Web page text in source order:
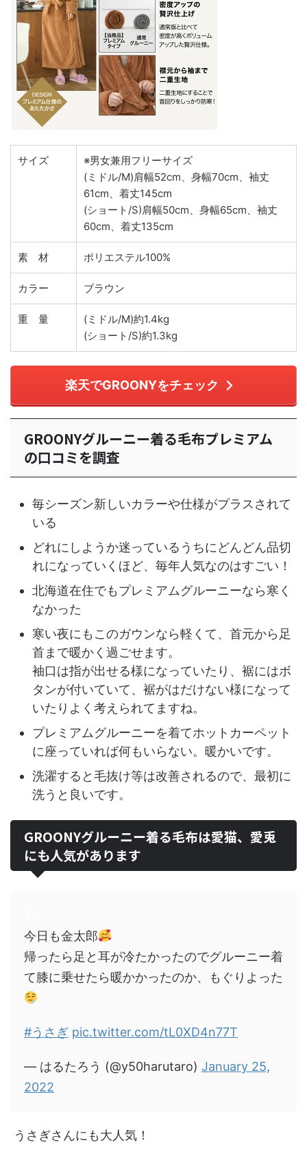
サイズ
※男女兼用フリーサイズ
(ミドル/M)肩幅52cm、身幅70cm、袖丈
61cm、着丈145cm
(ショート/S)肩幅50cm、身幅65cm、袖丈
60cm、着丈135cm
素 材 ポリエステル100%
カラー ブラウン
重 量
(ミドル/M)約1.4kg
(ショート/S)約1.3kg
楽天でGROONYをチェック
GROONYグルーニー着る毛布プレミアム
の口コミを調査
毎シーズン新しいカラーや仕様がプラスされて
いる
どれにしようか迷っているうちにどんどん品切
れになっていくほど、毎年人気なのはすごい！
北海道在住でもプレミアムグルーニーなら寒く
なかった
寒い夜にもこのガウンなら軽くて、首元から足
首まで暖かく過ごせます。
袖口は指が出せる様になっていたり、裾にはボ
タンが付いていて、裾がはだけない様になって
いたりよく考えられてますね。
プレミアムグルーニーを着てホットカーペット
に座っていれば何もいらない。暖かいです。
洗濯すると毛抜け等は改善されるので、最初に
洗うと良いです。
GROONYグルーニー着る毛布は愛猫、愛兎
にも人気があります
今日も金太郎
帰ったら足と耳が冷たかったのでグルーニー着
て膝に乗せたら暖かかったのか、もぐりよった
#うさぎ pic.twitter.com/tL0XD4n77T
— はるたろう (@y50harutaro) January 25,
2022
うさぎさんにも大人気！